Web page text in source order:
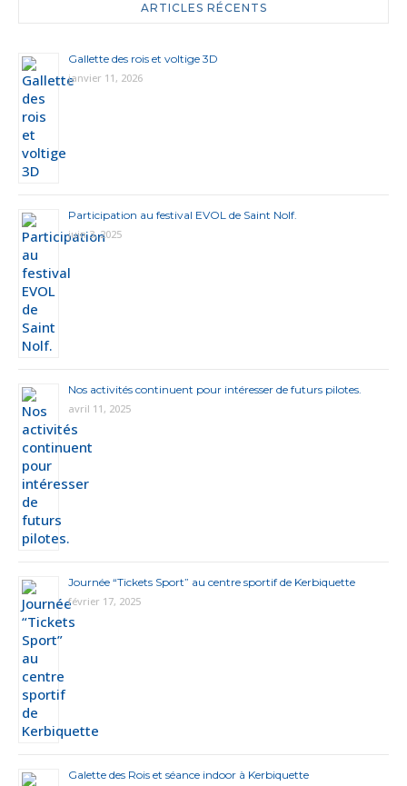
ARTICLES RÉCENTS
Gallette des rois et voltige 3D
janvier 11, 2026
Participation au festival EVOL de Saint Nolf.
juin 3, 2025
Nos activités continuent pour intéresser de futurs pilotes.
avril 11, 2025
Journée “Tickets Sport” au centre sportif de Kerbiquette
février 17, 2025
Galette des Rois et séance indoor à Kerbiquette